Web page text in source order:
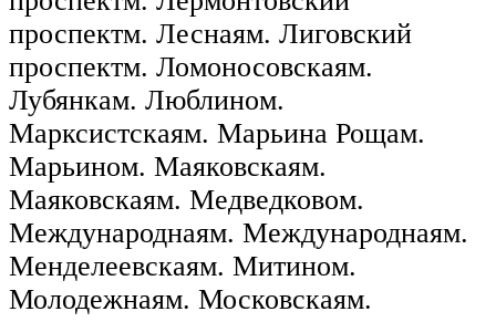
проспектм. Леснаям. Лиговский
проспектм. Ломоносовскаям.
Лубянкам. Люблином.
Марксистскаям. Марьина Рощам.
Марьином. Маяковскаям.
Маяковскаям. Медведковом.
Международнаям. Международнаям.
Менделеевскаям. Митином.
Молодежнаям. Московскаям.